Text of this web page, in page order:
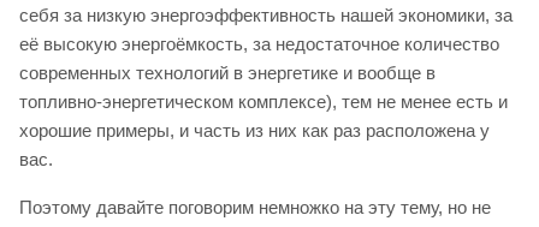
себя за низкую энергоэффективность нашей экономики, за
её высокую энергоёмкость, за недостаточное количество
современных технологий в энергетике и вообще в
топливно-энергетическом комплексе), тем не менее есть и
хорошие примеры, и часть из них как раз расположена у
вас.
Поэтому давайте поговорим немножко на эту тему, но не